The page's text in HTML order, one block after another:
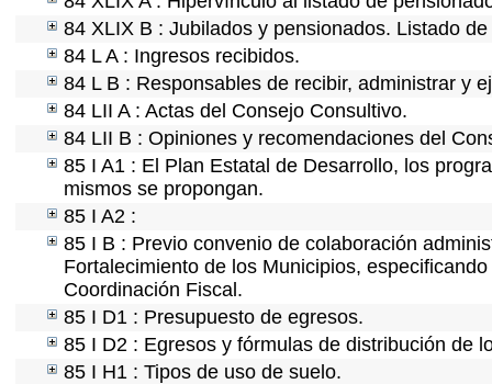
84 XLIX B : Jubilados y pensionados. Listado
84 L A : Ingresos recibidos.
84 L B : Responsables de recibir, administrar y
84 LII A : Actas del Consejo Consultivo.
84 LII B : Opiniones y recomendaciones del
85 I A1 : El Plan Estatal de Desarrollo, los
mismos se propongan.
85 I A2 :
85 I B : Previo convenio de colaboración
Fortalecimiento de los Municipios,
Coordinación Fiscal.
85 I D1 : Presupuesto de egresos.
85 I D2 : Egresos y fórmulas de distribución de
85 I H1 : Tipos de uso de suelo.